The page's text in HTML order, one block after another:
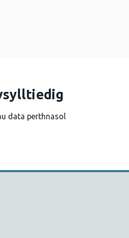
data perthnasol
Iechyd